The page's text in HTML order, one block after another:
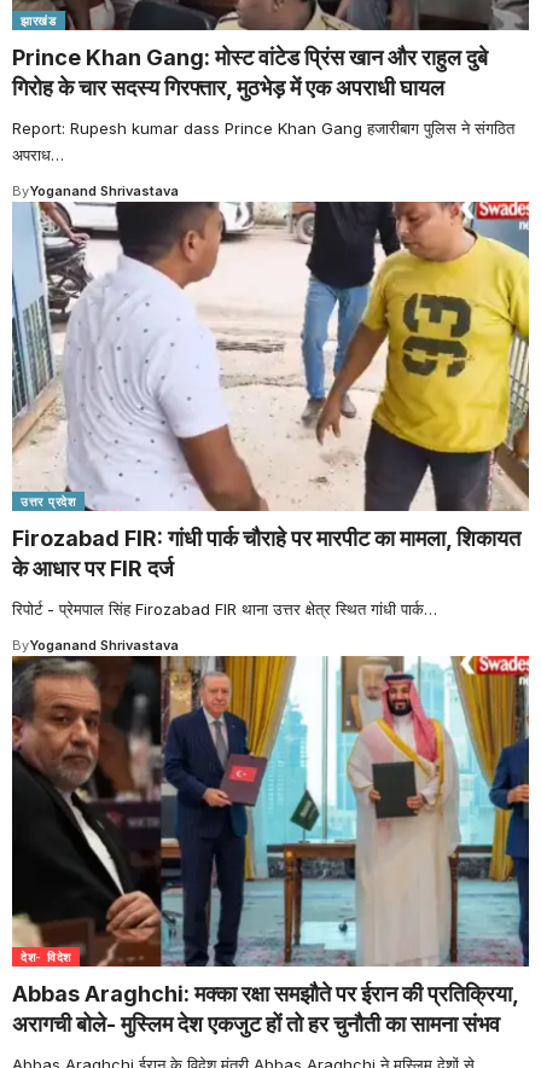
झारखंड
Prince Khan Gang: मोस्ट वांटेड प्रिंस खान और राहुल दुबे
गिरोह के चार सदस्य गिरफ्तार, मुठभेड़ में एक अपराधी घायल
Report: Rupesh kumar dass Prince Khan Gang हजारीबाग पुलिस ने संगठित
अपराध…
ByYoganand Shrivastava
उत्तर प्रदेश
Firozabad FIR: गांधी पार्क चौराहे पर मारपीट का मामला, शिकायत
के आधार पर FIR दर्ज
रिपोर्ट - प्रेमपाल सिंह Firozabad FIR थाना उत्तर क्षेत्र स्थित गांधी पार्क…
ByYoganand Shrivastava
देश- विदेश
Abbas Araghchi: मक्का रक्षा समझौते पर ईरान की प्रतिक्रिया,
अरागची बोले- मुस्लिम देश एकजुट हों तो हर चुनौती का सामना संभव